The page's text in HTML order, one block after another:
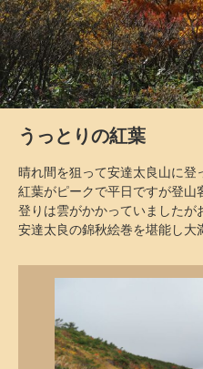
うっとりの紅葉
晴れ間を狙って安達太良山に登
紅葉がピークで平日ですが登山
登りは雲がかかっていましたが
安達太良の錦秋絵巻を堪能し大